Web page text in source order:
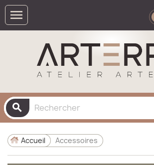

search
Accueil Accessoires